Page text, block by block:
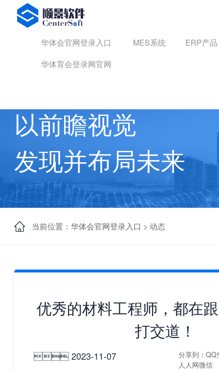
华体会官网登录入口
华体会官网登录入口 MES系统
ERP产品
华体育会登录网官网
以前瞻视觉
发现并布局未来
当前位置：华体会官网登录入口 > 动态
优秀的材料工程师，都在
打交道！
 2023-11-07 分享到： QQ
人人网微信